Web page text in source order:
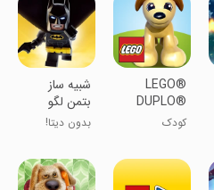
LEGO®
DUPLO®
Town
کودک
‏‏شبیه ساز
‏بتمن لگو
بدون دیتا!